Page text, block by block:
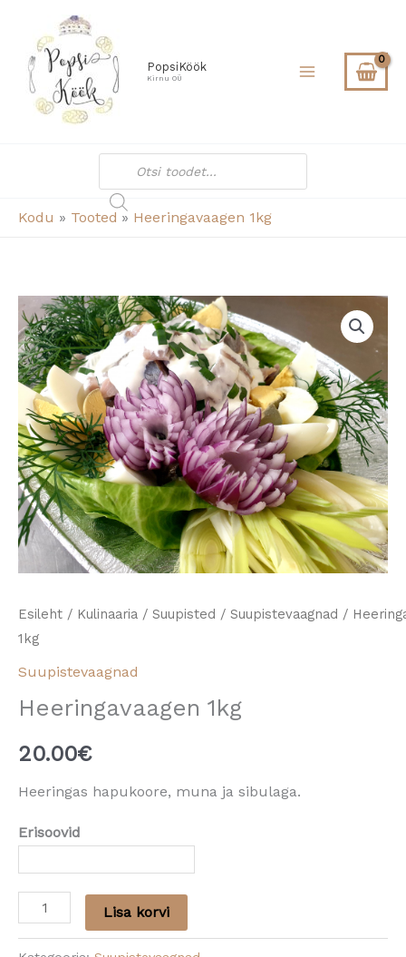
content
PopsiKöök
Kirnu OÜ
Products
search
Kodu Tooted Heeringavaagen 1kg
Esileht / Kulinaaria / Suupisted / Suupistevaagnad /
1kg
Suupistevaagnad
Heeringavaagen 1kg
20.00€
Heeringas hapukoore, muna ja sibulaga.
Erisoovid
Heeringavaagen
1kg
kogus
Lisa korvi